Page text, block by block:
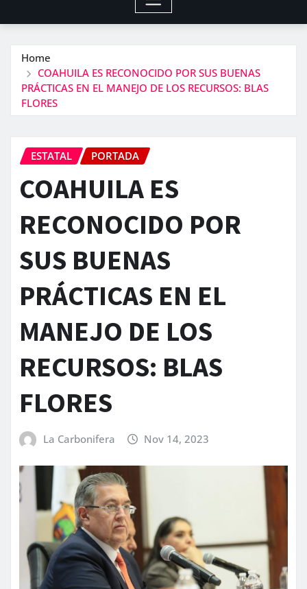
Home
COAHUILA ES RECONOCIDO POR SUS BUENAS
PRÁCTICAS EN EL MANEJO DE LOS RECURSOS: BLAS
FLORES
ESTATAL PORTADA
COAHUILA ES
RECONOCIDO POR
SUS BUENAS
PRÁCTICAS EN EL
MANEJO DE LOS
RECURSOS: BLAS
FLORES
La Carbonifera Nov 14, 2023